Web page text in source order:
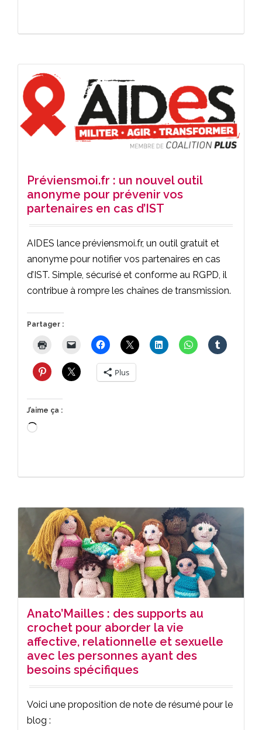
Préviensmoi.fr : un nouvel outil
anonyme pour prévenir vos
partenaires en cas d’IST
AIDES lance préviensmoi.fr, un outil gratuit et
anonyme pour notifier vos partenaires en cas
d’IST. Simple, sécurisé et conforme au RGPD, il
contribue à rompre les chaînes de transmission.
Partager :
Plus
J’aime ça :
Chargement…
Anato’Mailles : des supports au
crochet pour aborder la vie
affective, relationnelle et sexuelle
avec les personnes ayant des
besoins spécifiques
Voici une proposition de note de résumé pour le
blog :